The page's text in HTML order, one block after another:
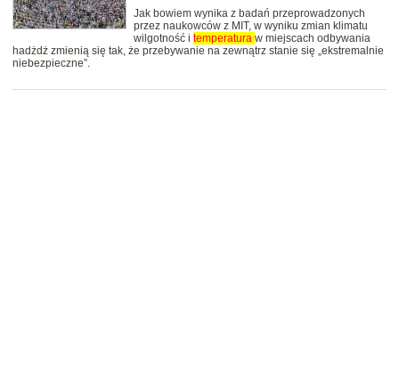
Jak bowiem wynika z badań przeprowadzonych
przez naukowców z MIT, w wyniku zmian klimatu
wilgotność i temperatura w miejscach odbywania
hadżdż zmienią się tak, że przebywanie na zewnątrz stanie się „ekstremalnie
niebezpieczne”.